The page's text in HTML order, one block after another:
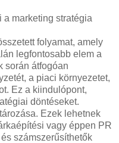
a marketing stratégia
folyamat, amely
legfontosabb elem a
során átfogóan
a piaci környezetet,
Ez a kiindulópont,
döntéseket.
Ezek lehetnek
vagy éppen PR
számszerűsíthetők